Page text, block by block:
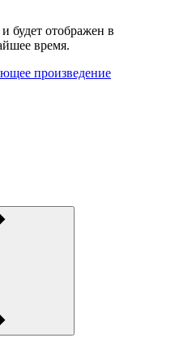
будет отображен в
время.
произведение